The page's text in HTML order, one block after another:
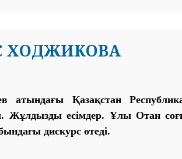
ХОДЖИКОВА
атындағы Қазақстан
Жұлдызды есімдер. Ұлы Отан
дискурс өтеді.